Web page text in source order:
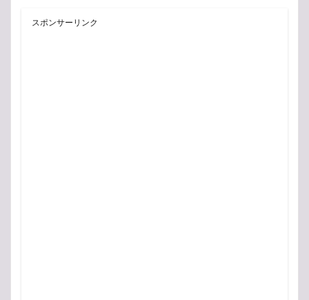
スポンサーリンク